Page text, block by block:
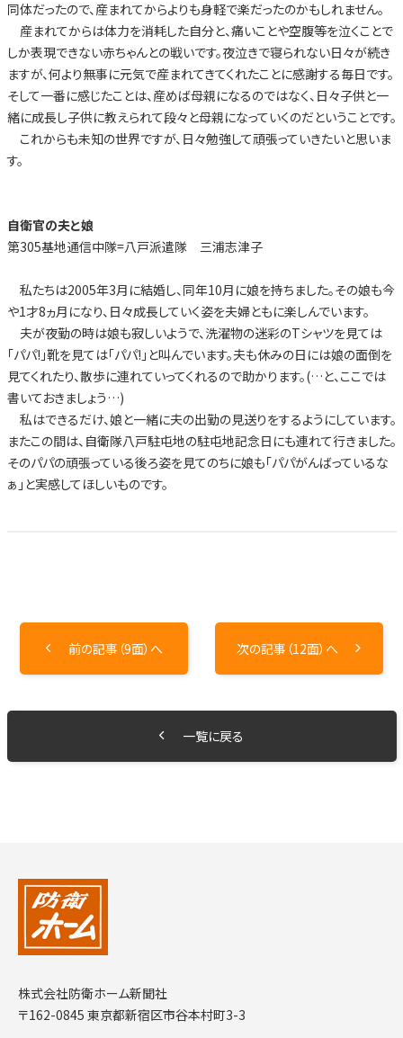
同体だったので、産まれてからよりも身軽で楽だったのかもしれません。
産まれてからは体力を消耗した自分と、痛いことや空腹等を泣くことで
しか表現できない赤ちゃんとの戦いです。夜泣きで寝られない日々が続き
ますが、何より無事に元気で産まれてきてくれたことに感謝する毎日です。
そして一番に感じたことは、産めば母親になるのではなく、日々子供と一
緒に成長し子供に教えられて段々と母親になっていくのだということです。
これからも未知の世界ですが、日々勉強して頑張っていきたいと思いま
す。
自衛官の夫と娘
第305基地通信中隊=八戸派遣隊 三浦志津子
私たちは2005年3月に結婚し、同年10月に娘を持ちました。その娘も今
や1才8ヵ月になり、日々成長していく姿を夫婦ともに楽しんでいます。
夫が夜勤の時は娘も寂しいようで、洗濯物の迷彩のTシャツを見ては
「パパ!」靴を見ては「パパ!」と叫んでいます。夫も休みの日には娘の面倒を
見てくれたり、散歩に連れていってくれるので助かります。(…と、ここでは
書いておきましょう…)
私はできるだけ、娘と一緒に夫の出勤の見送りをするようにしています。
またこの間は、自衛隊八戸駐屯地の駐屯地記念日にも連れて行きました。
そのパパの頑張っている後ろ姿を見てのちに娘も「パパがんばっているな
ぁ」と実感してほしいものです。
前の記事（9面）へ 次の記事（12面）へ
一覧に戻る
株式会社防衛ホーム新聞社
〒162-0845 東京都新宿区市谷本村町3-3